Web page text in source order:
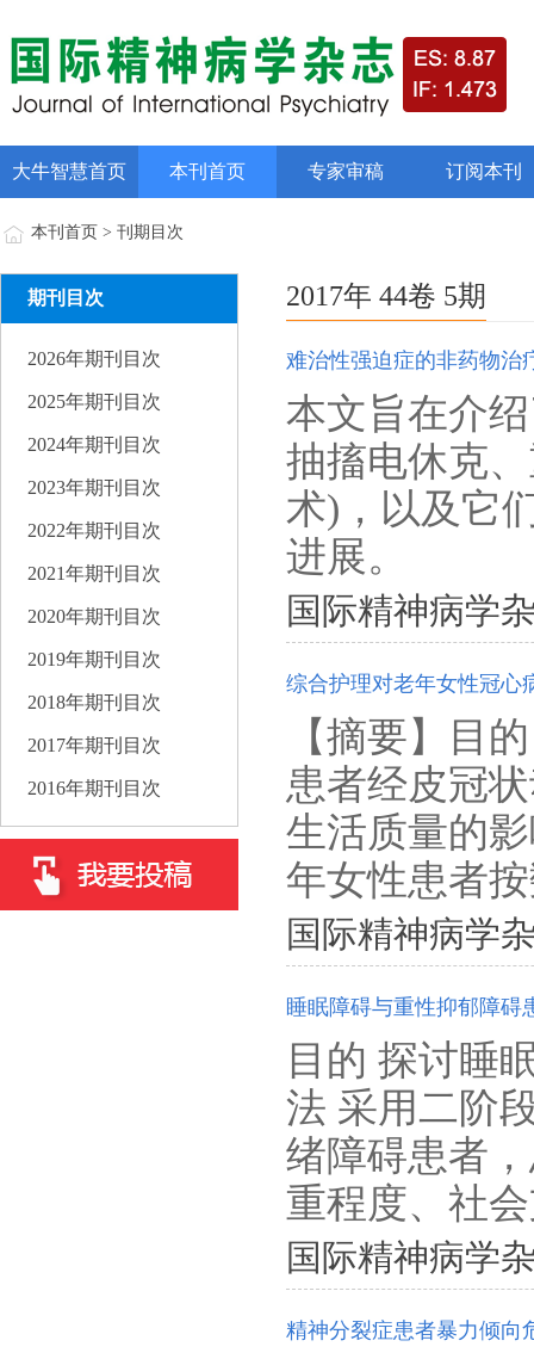
大牛智慧首页 本刊首页 专家审稿 订阅本刊
本刊首页 > 刊期目次
期刊目次
2026年期刊目次
2025年期刊目次
2024年期刊目次
2023年期刊目次
2022年期刊目次
2021年期刊目次
2020年期刊目次
2019年期刊目次
2018年期刊目次
2017年期刊目次
2016年期刊目次
2017年 44卷 5期
难治性强迫症的非药物治
本文旨在介
抽搐电休克
术)，以及它
进展。
国际精神病学
综合护理对老年女性冠心
【摘要】目
患者经皮冠
生活质量的
年女性患者
国际精神病学
睡眠障碍与重性抑郁障碍
目的 探讨睡
法 采用二阶
绪障碍患者
重程度、社
国际精神病学
精神分裂症患者暴力倾向